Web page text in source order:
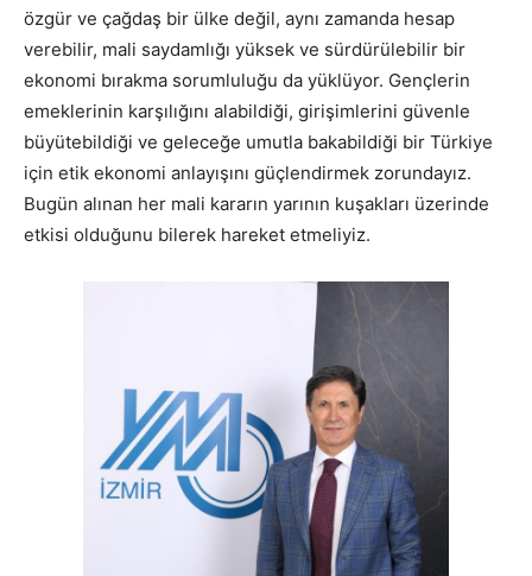
özgür ve çağdaş bir ülke değil, aynı zamanda hesap
verebilir, mali saydamlığı yüksek ve sürdürülebilir bir
ekonomi bırakma sorumluluğu da yüklüyor. Gençlerin
emeklerinin karşılığını alabildiği, girişimlerini güvenle
büyütebildiği ve geleceğe umutla bakabildiği bir Türkiye
için etik ekonomi anlayışını güçlendirmek zorundayız.
Bugün alınan her mali kararın yarının kuşakları üzerinde
etkisi olduğunu bilerek hareket etmeliyiz.